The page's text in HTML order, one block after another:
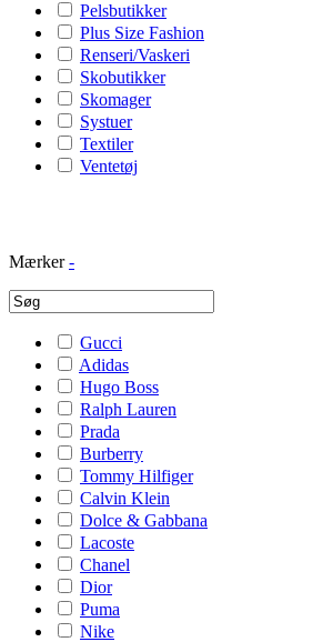
Pelsbutikker
Plus Size Fashion
Renseri/Vaskeri
Skobutikker
Skomager
Systuer
Textiler
Ventetøj
Mærker -
Gucci
Adidas
Hugo Boss
Ralph Lauren
Prada
Burberry
Tommy Hilfiger
Calvin Klein
Dolce & Gabbana
Lacoste
Chanel
Dior
Puma
Nike